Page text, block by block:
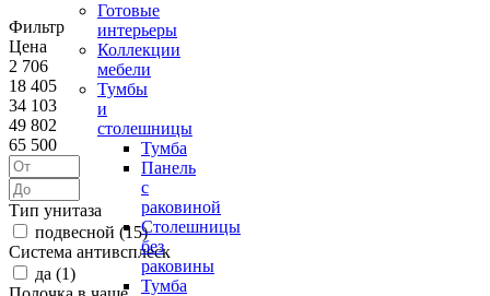
Готовые
интерьеры
Коллекции
мебели
Тумбы
и
столешницы
Тумба
Панель
с
раковиной
Столешницы
без
раковины
Тумба
Фильтр
Цена
2 706
18 405
34 103
49 802
65 500
Тип унитаза
подвесной (15)
Система антивсплеск
да (1)